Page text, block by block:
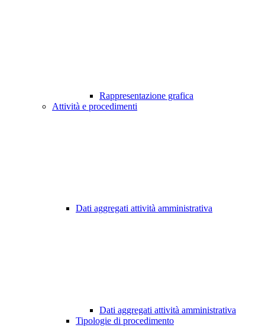
Rappresentazione grafica
Attività e procedimenti
Dati aggregati attività amministrativa
Dati aggregati attività amministrativa
Tipologie di procedimento